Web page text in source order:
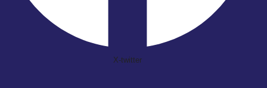
X-twitter